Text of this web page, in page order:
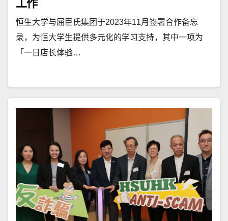
工作
恒生大学与屈臣氏集团于2023年11月签署合作备忘
录，为恒大学生提供多元化的学习支持，其中一项为
「一日店长体验…